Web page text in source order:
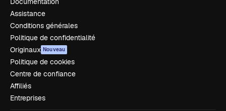
Assistance
Conditions générales
Politique de confidentialité
Originaux Nouveau
Politique de cookies
Centre de confiance
Affiliés
Entreprises